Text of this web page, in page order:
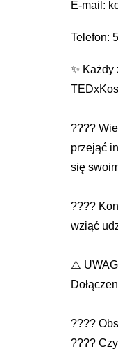
E-mail:
Telefon:
✨ Każdy
????
przejąć
się
????
wziąć
⚠️
????
????